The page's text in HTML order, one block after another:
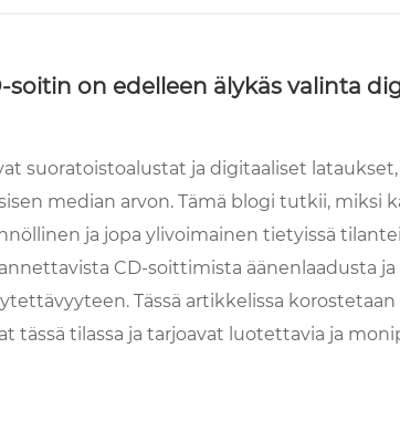
soitin on edelleen älykäs valinta
suoratoistoalustat ja digitaaliset
median arvon. Tämä blogi tutkii, miksi
ja jopa ylivoimainen tietyissä
CD-soittimista äänenlaadusta
Tässä artikkelissa
tässä tilassa ja tarjoavat luotettavia ja